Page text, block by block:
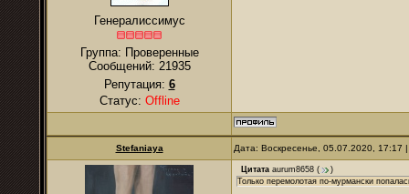
Генералиссимус
Группа: Проверенные
Сообщений: 21935
Репутация: 6
Статус: Offline
Stefaniaya Дата: Воскресенье, 05.07.2020,
Цитата aurum8658 (
)
Только перемолотая по-мурмански